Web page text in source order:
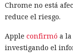
Chrome no está
reduce el riesgo.
Apple confirmó a
investigando el